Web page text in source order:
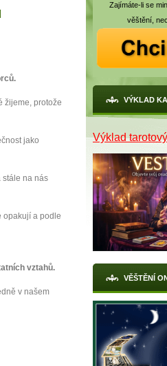
žijeme, protože
jako
stále na nás
opakují a podle
vztahů.
v našem
Zajímáte-li se
věštění,
VÝKLAD
Výklad
VĚŠTĚNÍ